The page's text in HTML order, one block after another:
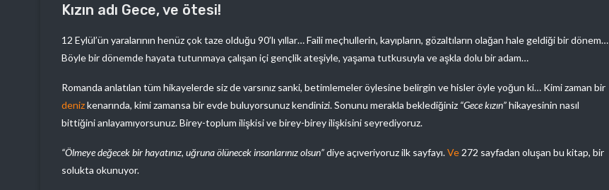
Kızın adı Gece, ve ötesi!
12 Eylül’ün yaralarının henüz çok taze olduğu 90’lı yıllar… Faili meçhullerin, kayıpların, gözaltıların olağan hale geldiği bir dönem…
Böyle bir dönemde hayata tutunmaya çalışan içi gençlik ateşiyle, yaşama tutkusuyla ve aşkla dolu bir adam…
Romanda anlatılan tüm hikayelerde siz de varsınız sanki, betimlemeler öylesine belirgin ve hisler öyle yoğun ki… Kimi zaman bir
denizkenarında, kimi zamansa bir evde buluyorsunuz kendinizi. Sonunu merakla beklediğiniz “Gece kızın”hikayesinin nasıl
bittiğini anlayamıyorsunuz. Birey-toplum ilişkisi ve birey-birey ilişkisini seyrediyoruz.
“Ölmeye değecek bir hayatınız, uğruna ölünecek insanlarınız olsun”diye açıveriyoruz ilk sayfayı.Ve 272 sayfadan oluşan bu kitap, bir
solukta okunuyor.